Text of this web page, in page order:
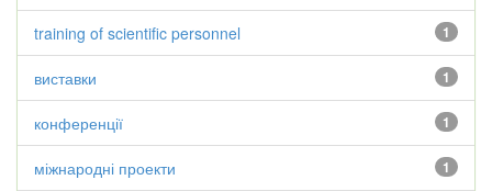
1
training of scientific personnel
1
виставки
1
конференції
1
міжнародні проекти